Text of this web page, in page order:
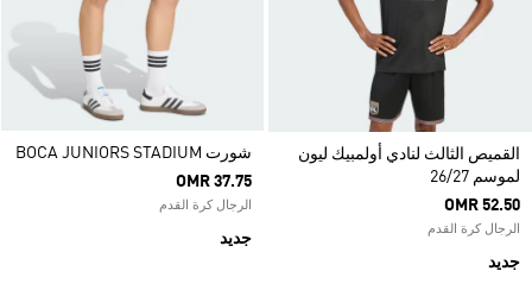
القميص الثالث لنادي أولمبيك ليون
لموسم 26/27
OMR 52.50
الرجال كرة القدم
جديد
شورت BOCA JUNIORS STADIUM
OMR 37.75
الرجال كرة القدم
جديد